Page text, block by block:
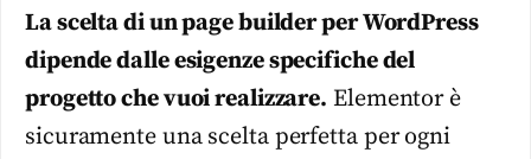
La scelta di un page builder per WordPress
dipende dalle esigenze specifiche del
progetto che vuoi realizzare. Elementor è
sicuramente una scelta perfetta per ogni